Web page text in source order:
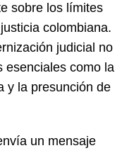
sobre los límites
colombiana.
judicial no
esenciales como la
y la presunción de
un mensaje